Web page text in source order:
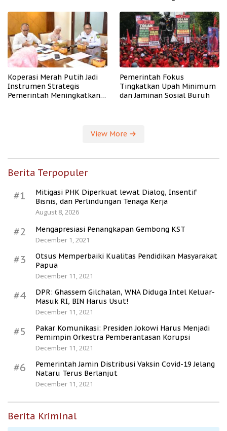
Koperasi Merah Putih Jadi
Instrumen Strategis
Pemerintah Meningkatkan
Pemerintah Fokus
Tingkatkan Upah Minimum
dan Jaminan Sosial Buruh
View More
Berita Terpopuler
#1
Mitigasi PHK Diperkuat lewat Dialog, Insentif
Bisnis, dan Perlindungan Tenaga Kerja
August 8, 2026
#2
Mengapresiasi Penangkapan Gembong KST
December 1, 2021
#3
Otsus Memperbaiki Kualitas Pendidikan Masyarakat
Papua
December 11, 2021
#4
DPR: Ghassem Gilchalan, WNA Diduga Intel Keluar-
Masuk RI, BIN Harus Usut!
December 11, 2021
#5
Pakar Komunikasi: Presiden Jokowi Harus Menjadi
Pemimpin Orkestra Pemberantasan Korupsi
December 11, 2021
#6
Pemerintah Jamin Distribusi Vaksin Covid-19 Jelang
Nataru Terus Berlanjut
December 11, 2021
Berita Kriminal